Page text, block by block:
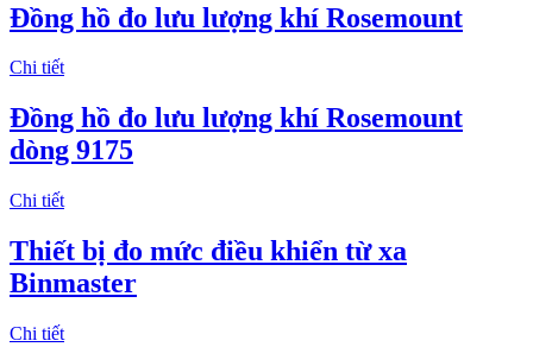
Đồng hồ đo lưu lượng khí Rosemount
Chi tiết
Đồng hồ đo lưu lượng khí Rosemount
dòng 9175
Chi tiết
Thiết bị đo mức điều khiển từ xa
Binmaster
Chi tiết